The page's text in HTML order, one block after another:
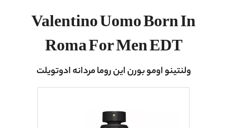
Valentino Uomo Born In
Roma For Men EDT
ولنتینو اومو بورن این روما مردانه ادوتویلت